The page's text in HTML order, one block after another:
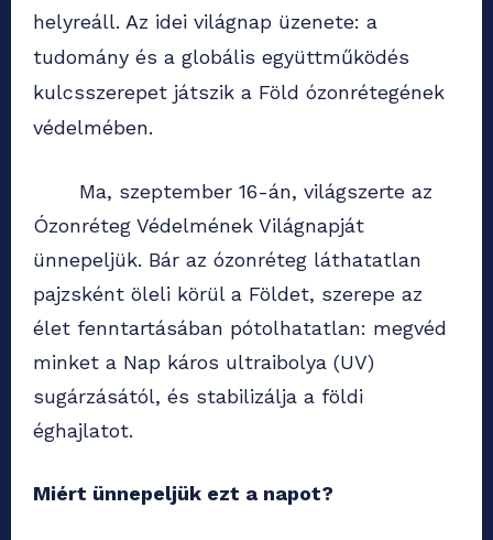
helyreáll. Az idei világnap üzenete: a
tudomány és a globális együttműködés
kulcsszerepet játszik a Föld ózonrétegének
védelmében.
Ma, szeptember 16-án, világszerte az
Ózonréteg Védelmének Világnapját
ünnepeljük. Bár az ózonréteg láthatatlan
pajzsként öleli körül a Földet, szerepe az
élet fenntartásában pótolhatatlan: megvéd
minket a Nap káros ultraibolya (UV)
sugárzásától, és stabilizálja a földi
éghajlatot.
Miért ünnepeljük ezt a napot?